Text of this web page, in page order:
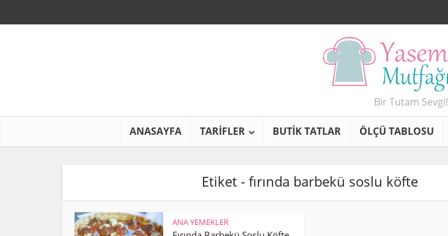
Bir Tutam Sevgi!
ANASAYFA TARİFLER BUTİK TATLAR ÖLÇÜ TABLOSU
Etiket - fırında barbekü soslu köfte
ANA YEMEKLER